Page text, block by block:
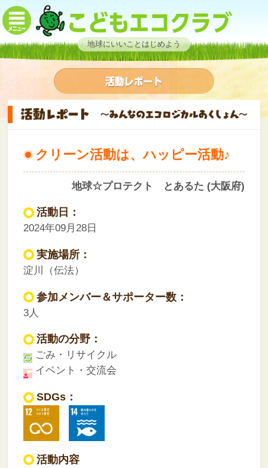
地球にいいことはじめよう
クリーン活動は、ハッピー活動♪
地球☆プロテクト とあるた (大阪府)
活動日：
2024年09月28日
実施場所：
淀川（伝法）
参加メンバー＆サポーター数：
3人
活動の分野：
ごみ・リサイクル
イベント・交流会
SDGs：
活動内容